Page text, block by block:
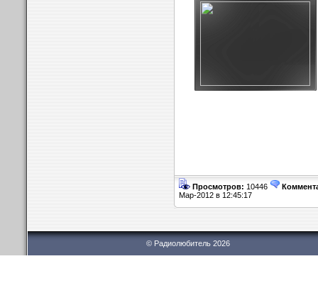
Просмотров: 10446
Мар-2012 в 12:45:17
© Радиолюбитель 2026